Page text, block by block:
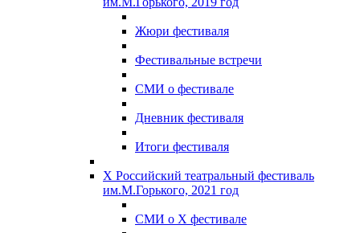
Жюри фестиваля
Фестивальные встречи
СМИ о фестивале
Дневник фестиваля
Итоги фестиваля
X Российский театральный фестиваль
им.М.Горького, 2021 год
СМИ о X фестивале